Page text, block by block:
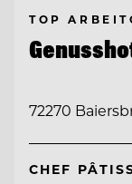
TOP
72270
CHEF